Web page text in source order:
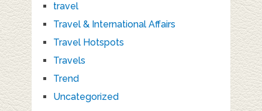
travel
Travel & International Affairs
Travel Hotspots
Travels
Trend
Uncategorized